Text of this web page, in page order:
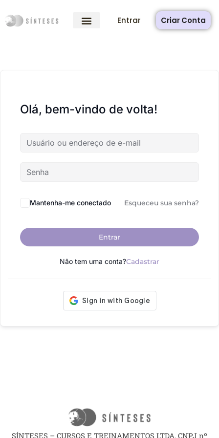
Entrar Criar Conta
Olá, bem-vindo de volta!
Mantenha-me conectado Esqueceu sua senha?
Entrar
Não tem uma conta?Cadastrar
SÍNTESES – CURSOS E TREINAMENTOS LTDA, CNPJ nº